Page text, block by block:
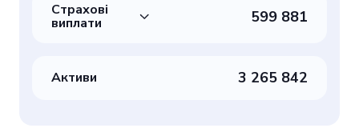
Страхові
виплати 599 881
Активи 3 265 842